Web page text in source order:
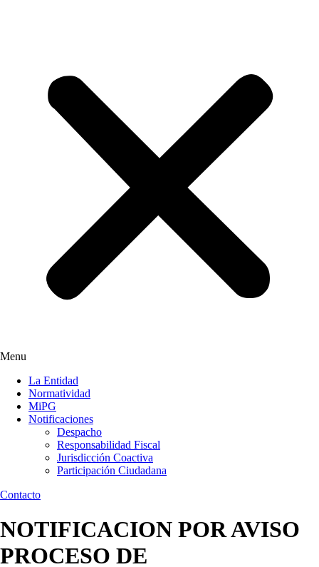
Menu
La Entidad
Normatividad
MiPG
Notificaciones
Despacho
Responsabilidad Fiscal
Jurisdicción Coactiva
Participación Ciudadana
Contacto
NOTIFICACION POR AVISO
PROCESO DE